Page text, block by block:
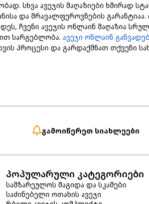
სხვა ავეჯის მაღაზიები ხშირად
და მრავალფეროვნების
ჩვენი ავეჯის ონლაინ მაღაზია
სარგებლობა. ავეჯი ონლაინ
პროცესი და გარდაქმნათ თქვენი
გამოიწერეთ სიახლეები
პოპულარული კატეგორიები
სამზარეულოს მაგიდა და სკამები
საძინებელი ოთახის ავეჯი